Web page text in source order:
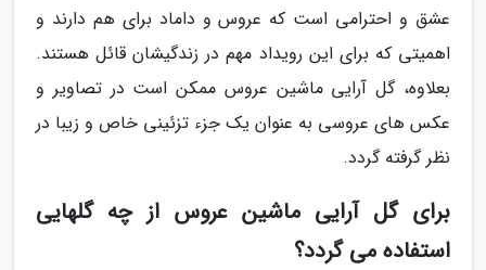
عشق و احترامی است که عروس و داماد برای هم دارند و
اهمیتی که برای این رویداد مهم در زندگیشان قائل هستند.
بعلاوه، گل آرایی ماشین عروس ممکن است در تصاویر و
عکس های عروسی به عنوان یک جزء تزئینی خاص و زیبا در
نظر گرفته گردد.
برای گل آرایی ماشین عروس از چه گلهایی
استفاده می گردد؟